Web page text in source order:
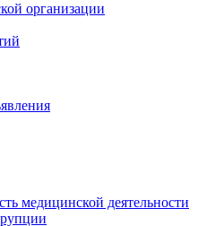
организации
медицинской деятельности